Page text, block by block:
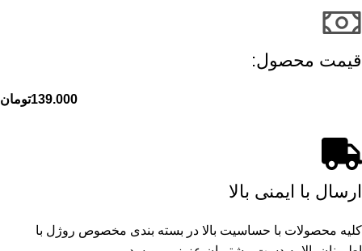
قیمت محصول:​
139.000تومان
ارسال با ایمنی بالا
کلیه محصولات با حساسیت بالا در بسته بندی مخصوص روژل با